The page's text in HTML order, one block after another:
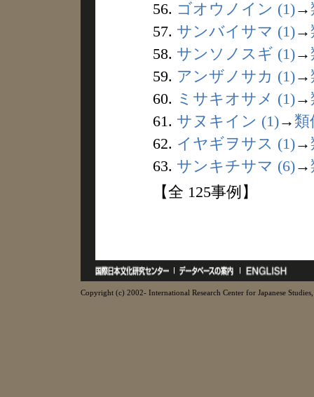
56. ゴオウノイン (1)→
57. サンバイサマ (1)→
58. サンソノスギ (1)→
59. アンザノサカ (1)→
60. ミサキオサメ (1)→
61. サヌキイン (1)→ 類
62. イヤギヲサス (1)→
63. サンキチサマ (6)→
【全 125事例】
Copyright (c) 2002- International Research Center for Japanese